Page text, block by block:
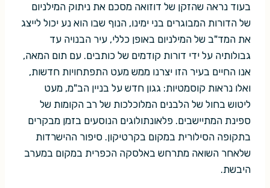
בעוד נראה שהזקן של דוזואה מסכם את ניתוק המילניום
של הדורות המבוגרים בני ימינו, הנוף שבו הוא נע יכול לייצג
את המד"ב של המילניום באופן כללי, עיר הבנויה עד
גבולותיה על ידי דורות קודמים של כותבים. עם תום המאה,
אנו החיים בעיר הזו יצרנו ממש מעט התפתחויות חדשות,
ואלו נראות קוסמטיות: גגון חדש על בניין הב"מ, מעט
ליטוש בחול של הלבנים המלוכלכות של רב הקומות של
ספינת המתיישבים. פלאונתולוגים הנוסעים בזמן מבקרים
בתקופה הסילורית במקום בקרטיקון. סיפור ההישרדות
שלאחר השואה מתרחש באלסקה הכפרית במקום במערב
היבשת.